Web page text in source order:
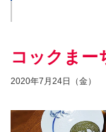
コックまー
2020年7月24日（金）